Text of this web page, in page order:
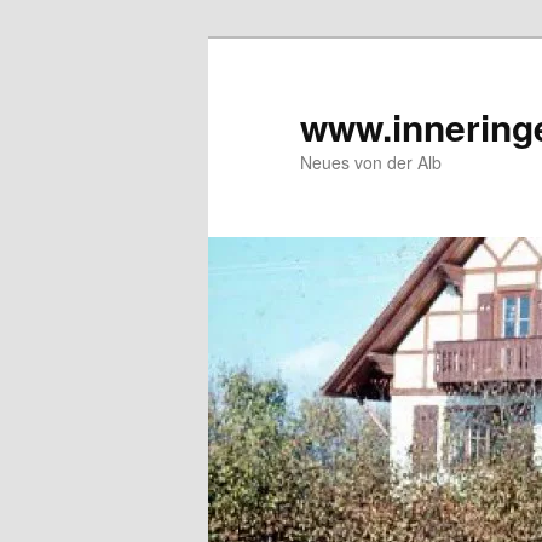
Neues von der Alb